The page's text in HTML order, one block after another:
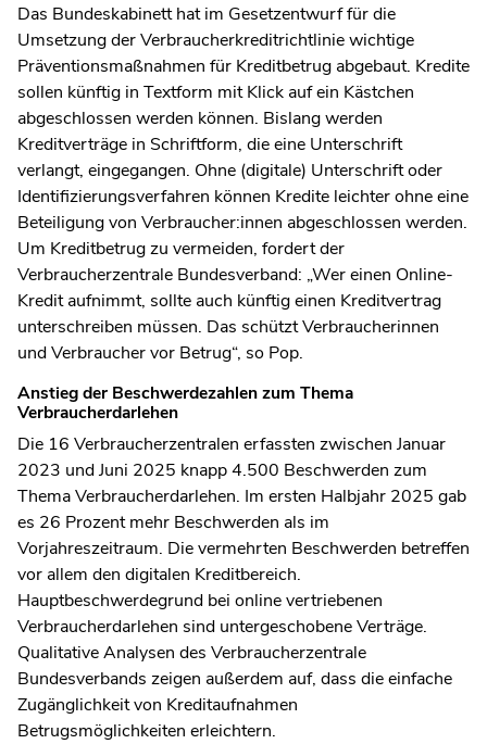
Das Bundeskabinett hat im Gesetzentwurf für die
Umsetzung der Verbraucherkreditrichtlinie wichtige
Präventionsmaßnahmen für Kreditbetrug abgebaut. Kredite
sollen künftig in Textform mit Klick auf ein Kästchen
abgeschlossen werden können. Bislang werden
Kreditverträge in Schriftform, die eine Unterschrift
verlangt, eingegangen. Ohne (digitale) Unterschrift oder
Identifizierungsverfahren können Kredite leichter ohne eine
Beteiligung von Verbraucher:innen abgeschlossen werden.
Um Kreditbetrug zu vermeiden, fordert der
Verbraucherzentrale Bundesverband: „Wer einen Online-
Kredit aufnimmt, sollte auch künftig einen Kreditvertrag
unterschreiben müssen. Das schützt Verbraucherinnen
und Verbraucher vor Betrug“, so Pop.
Anstieg der Beschwerdezahlen zum Thema
Verbraucherdarlehen
Die 16 Verbraucherzentralen erfassten zwischen Januar
2023 und Juni 2025 knapp 4.500 Beschwerden zum
Thema Verbraucherdarlehen. Im ersten Halbjahr 2025 gab
es 26 Prozent mehr Beschwerden als im
Vorjahreszeitraum. Die vermehrten Beschwerden betreffen
vor allem den digitalen Kreditbereich.
Hauptbeschwerdegrund bei online vertriebenen
Verbraucherdarlehen sind untergeschobene Verträge.
Qualitative Analysen des Verbraucherzentrale
Bundesverbands zeigen außerdem auf, dass die einfache
Zugänglichkeit von Kreditaufnahmen
Betrugsmöglichkeiten erleichtern.